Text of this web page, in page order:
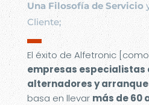
Una Filosofía de Servicio
Cliente;
▬
El éxito de Alfetronic
empresas especialistas
alternadores y
basa en llevarmás de 60